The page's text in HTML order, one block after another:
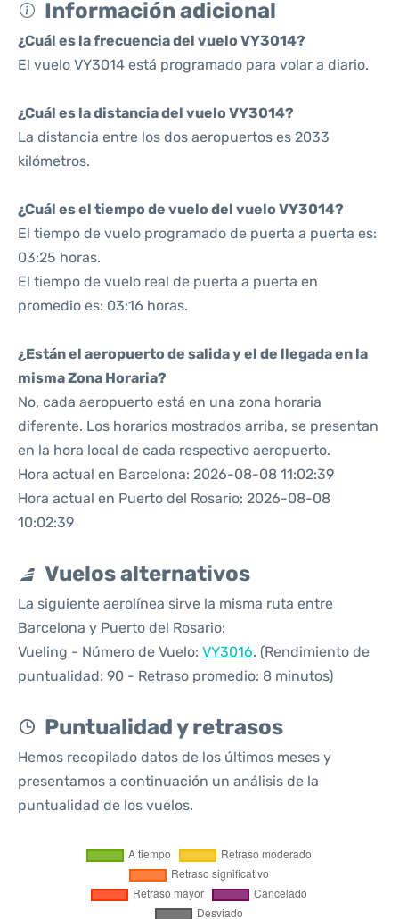
Información adicional
¿Cuál es la frecuencia del vuelo VY3014?
El vuelo VY3014 está programado para volar a diario.
¿Cuál es la distancia del vuelo VY3014?
La distancia entre los dos aeropuertos es 2033
kilómetros.
¿Cuál es el tiempo de vuelo del vuelo VY3014?
El tiempo de vuelo programado de puerta a puerta es:
03:25 horas.
El tiempo de vuelo real de puerta a puerta en
promedio es: 03:16 horas.
¿Están el aeropuerto de salida y el de llegada en la
misma Zona Horaria?
No, cada aeropuerto está en una zona horaria
diferente. Los horarios mostrados arriba, se presentan
en la hora local de cada respectivo aeropuerto.
Hora actual en Barcelona: 2026-08-08 11:02:39
Hora actual en Puerto del Rosario: 2026-08-08
10:02:39
Vuelos alternativos
La siguiente aerolínea sirve la misma ruta entre
Barcelona y Puerto del Rosario:
Vueling - Número de Vuelo: VY3016. (Rendimiento de
puntualidad: 90 - Retraso promedio: 8 minutos)
Puntualidad y retrasos
Hemos recopilado datos de los últimos meses y
presentamos a continuación un análisis de la
puntualidad de los vuelos.